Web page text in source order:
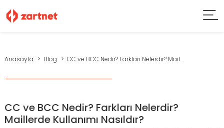
Anasayfa Blog CC ve BCC Nedir? Farkları Nelerdir? Mail...
CC ve BCC Nedir? Farkları Nelerdir?
Maillerde Kullanımı Nasıldır?